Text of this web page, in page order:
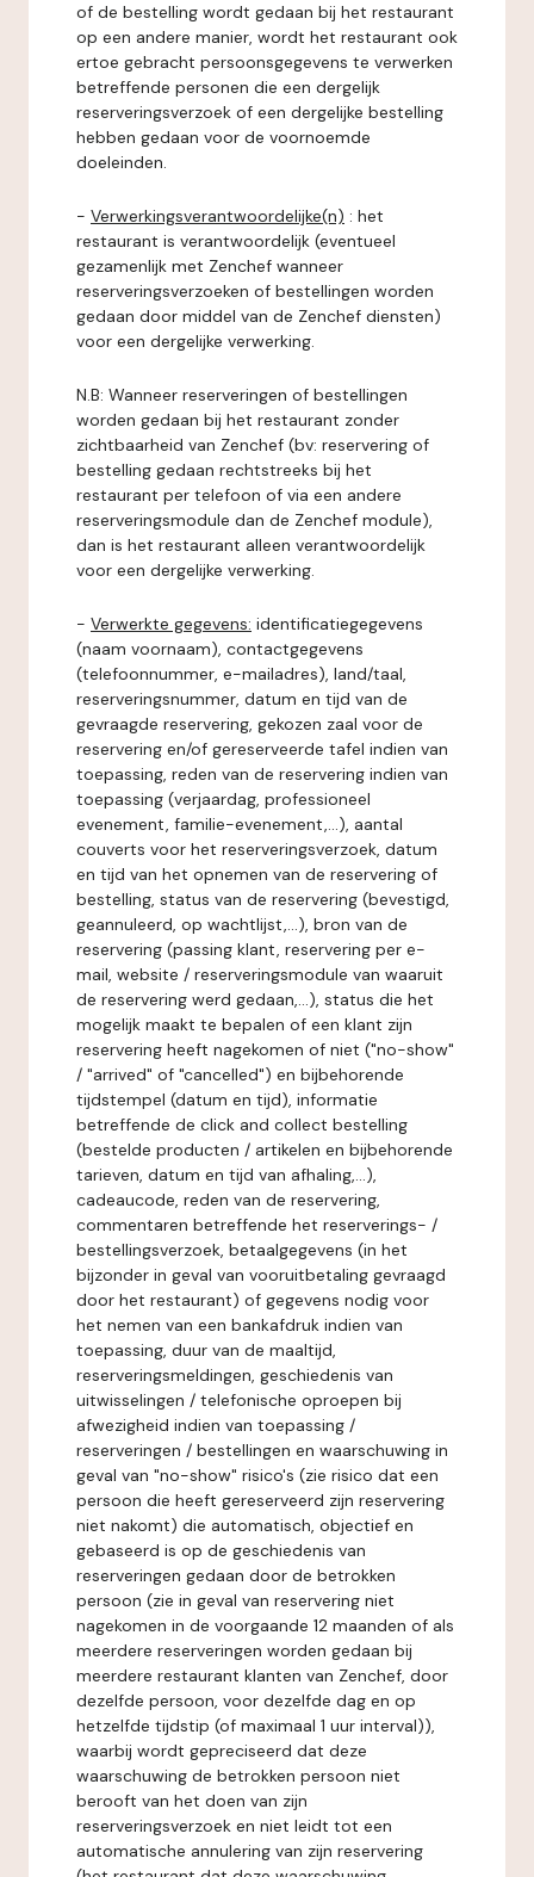
of de bestelling wordt gedaan bij het restaurant
op een andere manier, wordt het restaurant ook
ertoe gebracht persoonsgegevens te verwerken
betreffende personen die een dergelijk
reserveringsverzoek of een dergelijke bestelling
hebben gedaan voor de voornoemde
doeleinden.
- Verwerkingsverantwoordelijke(n) : het
restaurant is verantwoordelijk (eventueel
gezamenlijk met Zenchef wanneer
reserveringsverzoeken of bestellingen worden
gedaan door middel van de Zenchef diensten)
voor een dergelijke verwerking.
N.B: Wanneer reserveringen of bestellingen
worden gedaan bij het restaurant zonder
zichtbaarheid van Zenchef (bv: reservering of
bestelling gedaan rechtstreeks bij het
restaurant per telefoon of via een andere
reserveringsmodule dan de Zenchef module),
dan is het restaurant alleen verantwoordelijk
voor een dergelijke verwerking.
- Verwerkte gegevens: identificatiegegevens
(naam voornaam), contactgegevens
(telefoonnummer, e-mailadres), land/taal,
reserveringsnummer, datum en tijd van de
gevraagde reservering, gekozen zaal voor de
reservering en/of gereserveerde tafel indien van
toepassing, reden van de reservering indien van
toepassing (verjaardag, professioneel
evenement, familie-evenement,...), aantal
couverts voor het reserveringsverzoek, datum
en tijd van het opnemen van de reservering of
bestelling, status van de reservering (bevestigd,
geannuleerd, op wachtlijst,...), bron van de
reservering (passing klant, reservering per e-
mail, website / reserveringsmodule van waaruit
de reservering werd gedaan,...), status die het
mogelijk maakt te bepalen of een klant zijn
reservering heeft nagekomen of niet ("no-show"
/ "arrived" of "cancelled") en bijbehorende
tijdstempel (datum en tijd), informatie
betreffende de click and collect bestelling
(bestelde producten / artikelen en bijbehorende
tarieven, datum en tijd van afhaling,...),
cadeaucode, reden van de reservering,
commentaren betreffende het reserverings- /
bestellingsverzoek, betaalgegevens (in het
bijzonder in geval van vooruitbetaling gevraagd
door het restaurant) of gegevens nodig voor
het nemen van een bankafdruk indien van
toepassing, duur van de maaltijd,
reserveringsmeldingen, geschiedenis van
uitwisselingen / telefonische oproepen bij
afwezigheid indien van toepassing /
reserveringen / bestellingen en waarschuwing in
geval van "no-show" risico's (zie risico dat een
persoon die heeft gereserveerd zijn reservering
niet nakomt) die automatisch, objectief en
gebaseerd is op de geschiedenis van
reserveringen gedaan door de betrokken
persoon (zie in geval van reservering niet
nagekomen in de voorgaande 12 maanden of als
meerdere reserveringen worden gedaan bij
meerdere restaurant klanten van Zenchef, door
dezelfde persoon, voor dezelfde dag en op
hetzelfde tijdstip (of maximaal 1 uur interval)),
waarbij wordt gepreciseerd dat deze
waarschuwing de betrokken persoon niet
berooft van het doen van zijn
reserveringsverzoek en niet leidt tot een
automatische annulering van zijn reservering